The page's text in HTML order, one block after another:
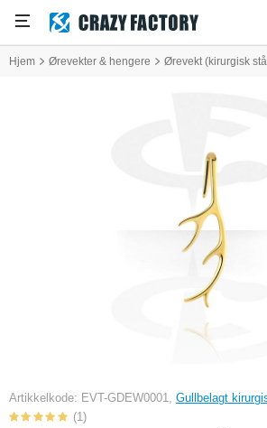
Hjem Ørevekter & hengere Ørevekt (kirurgisk
Artikkelkode: EVT-GDEW0001, Gullbelagt
(1)